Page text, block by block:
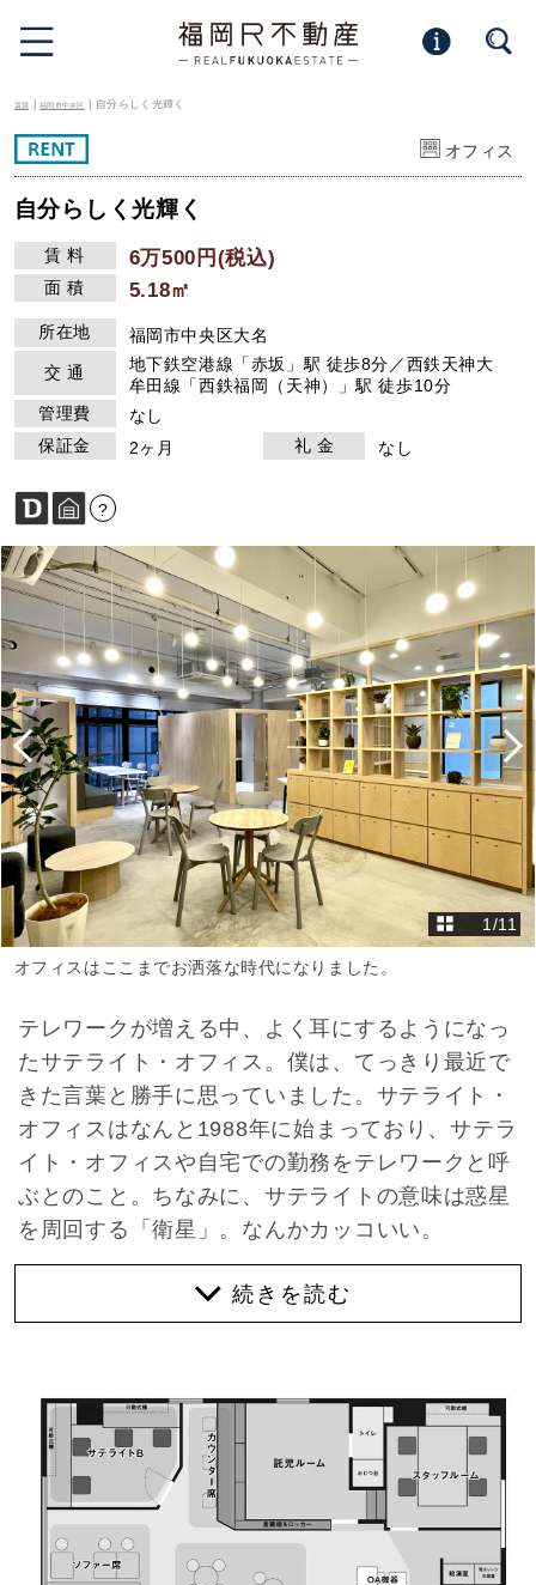
賃貸 |福岡市中央区 | 自分らしく光輝く
オフィス
自分らしく光輝く
賃 料 6万500円(税込)
面 積 5.18㎡
所在地
福岡市中央区大名
交 通
地下鉄空港線「赤坂」駅 徒歩8分／西鉄天神大
牟田線「西鉄福岡（天神）」駅 徒歩10分
管理費
なし
保証金
2ヶ月 礼 金 なし
?
1/11
オフィスはここまでお洒落な時代になりました。
テレワークが増える中、よく耳にするようになっ
たサテライト・オフィス。僕は、てっきり最近で
きた言葉と勝手に思っていました。サテライト・
オフィスはなんと1988年に始まっており、サテラ
イト・オフィスや自宅での勤務をテレワークと呼
ぶとのこと。ちなみに、サテライトの意味は惑星
を周回する「衛星」。なんかカッコいい。
ご紹介するのは、そう。サテライト・オフィス。
アドレスは、福岡市中央区大名。福岡一の繁華街
終わりにお腹を空かせていると、ついつい寄り道
してしまう楽しいエリア。駅からの徒歩10分以内
の距離ですが、これは寄り道しない時間です。
今回の物件は、全国でも珍しい託児付きサテライ
ト・オフィス。こちらを運営されている代表がご